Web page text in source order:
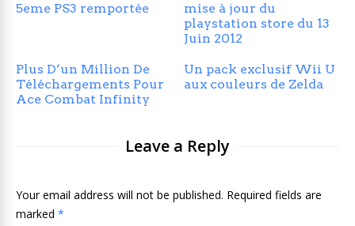
5eme PS3 remportée
mise à jour du
playstation store du 13
Juin 2012
Plus D’un Million De
Téléchargements Pour
Ace Combat Infinity
Un pack exclusif Wii U
aux couleurs de Zelda
Leave a Reply
Your email address will not be published. Required fields are
marked *